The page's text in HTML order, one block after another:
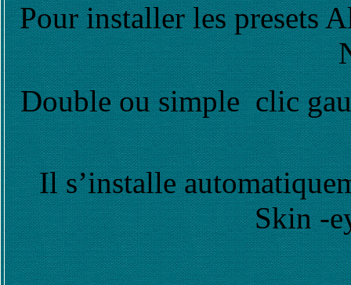
Pour installer les presets
Double ou simple clic
Il s’installe
Skin -